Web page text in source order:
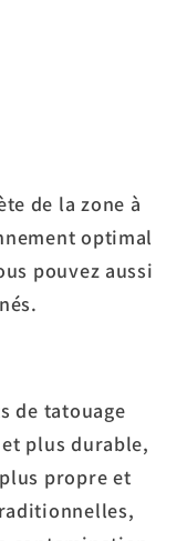
de la zone à
optimal
pouvez aussi
de tatouage
plus durable,
propre et